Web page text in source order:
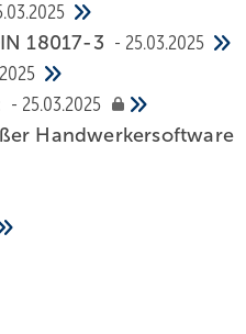
18017-3
25.03.2025
25.03.2025
Handwerkersoftware